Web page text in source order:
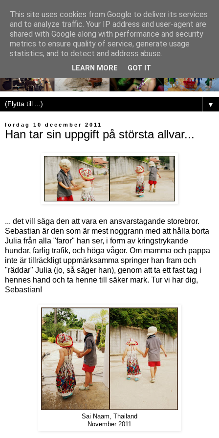
▼
lördag 10 december 2011
Han tar sin uppgift på största allvar...
... det vill säga den att vara en ansvarstagande storebror.
Sebastian är den som är mest noggrann med att hålla borta
Julia från alla "faror" han ser, i form av kringstrykande
hundar, farlig trafik, och höga vågor. Om mamma och pappa
inte är tillräckligt uppmärksamma springer han fram och
"räddar" Julia (jo, så säger han), genom att ta ett fast tag i
hennes hand och ta henne till säker mark. Tur vi har dig,
Sebastian!
Sai Naam, Thailand
November 2011
This site uses cookies from Google to deliver its services
and to analyze traffic. Your IP address and user-agent are
shared with Google along with performance and security
metrics to ensure quality of service, generate usage
statistics, and to detect and address abuse.
LEARN MORE GOT IT